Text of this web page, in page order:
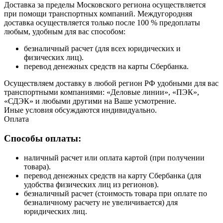
Доставка за пределы Московского региона осуществляется
при помощи транспортных компаний. Междугородняя
доставка осуществляется только после 100 % предоплаты
любым, удобным для вас способом:
безналичный расчет (для всех юридических и
физических лиц).
перевод денежных средств на карты Сбербанка.
Осуществляем доставку в любой регион РФ удобными для вас
транспортными компаниями: «Деловые линии», «ПЭК»,
«СДЭК» и любыми другими на Ваше усмотрение.
Иные условия обсуждаются индивидуально.
Оплата
Способы оплаты:
наличный расчет или оплата картой (при получении
товара).
перевод денежных средств на карту Сбербанка (для
удобства физических лиц из регионов).
безналичный расчет (стоимость товара при оплате по
безналичному расчету не увеличивается) для
юридических лиц.